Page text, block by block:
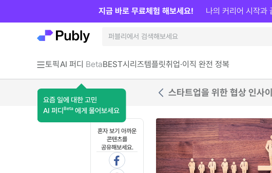
토픽AI 퍼디 Beta
요즘 일에 대한 고민
AI 퍼디 Beta 에게 물어보세요
BEST시리즈템플릿취업·이직 완전 정복
지금 바로 무료체험 해보세요! 나의 커리어 시작과
스타트업을 위한 협상 인사
혼자 보기 아까운
콘텐츠를
공유해보세요.